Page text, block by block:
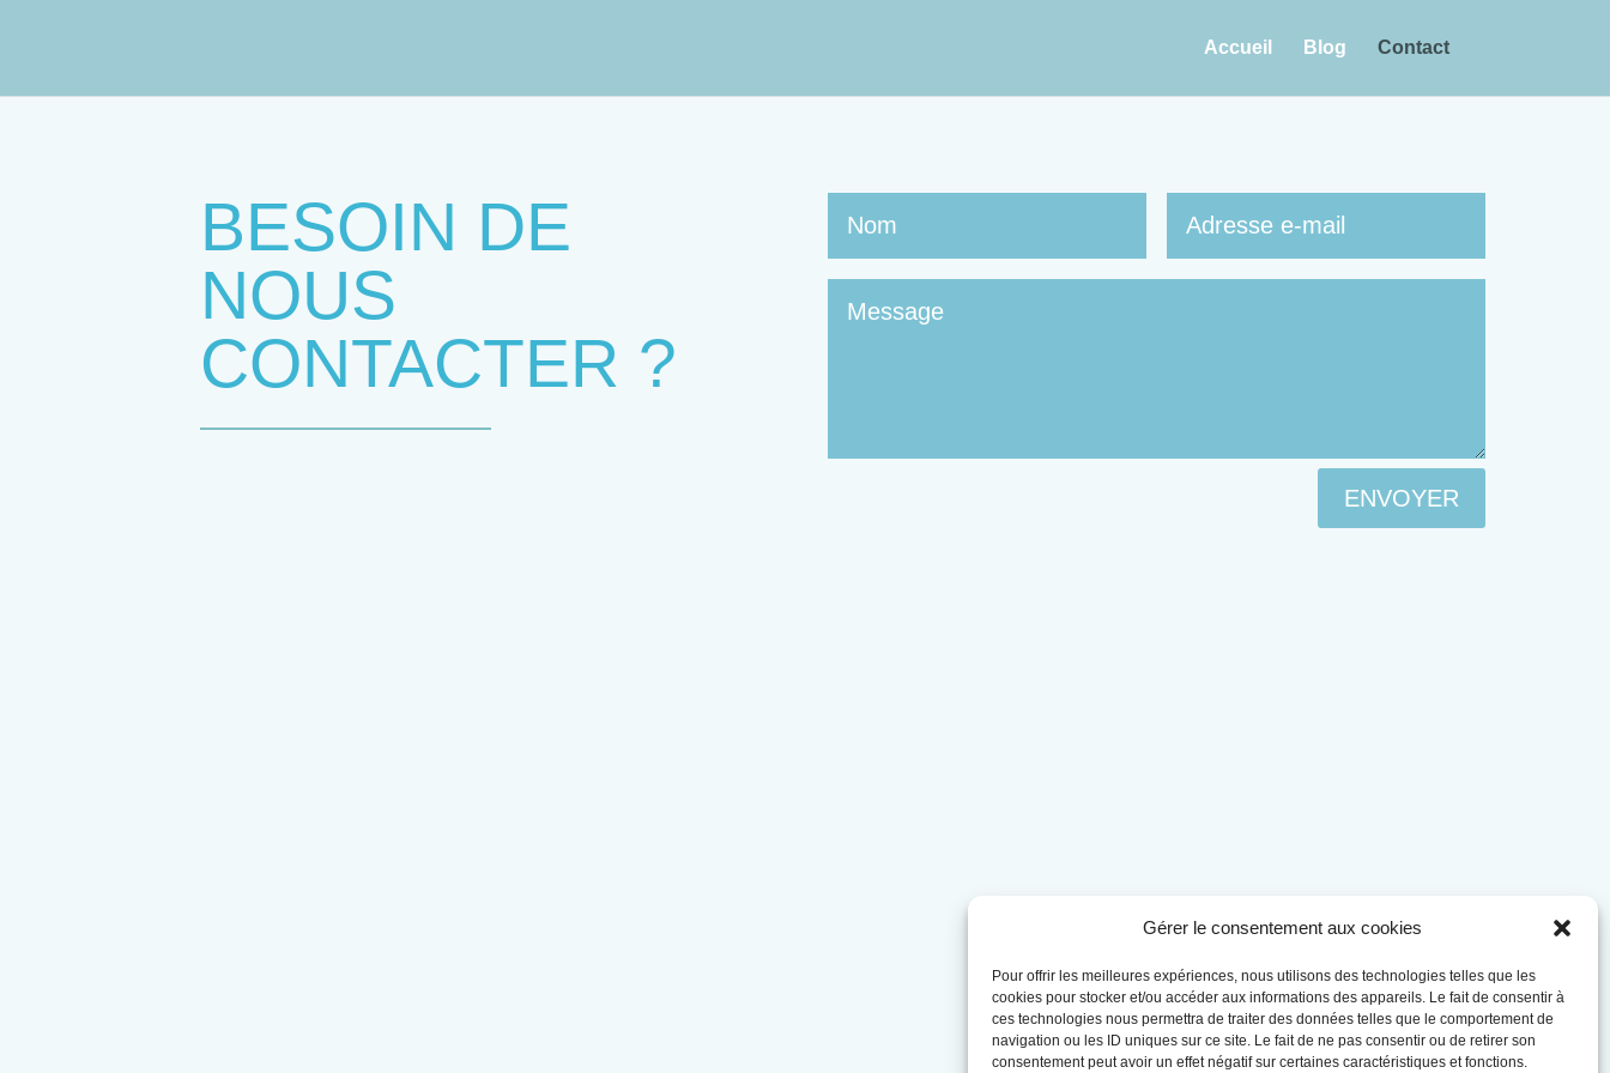
Gérer le consentement aux cookies
Pour offrir les meilleures expériences, nous utilisons des technologies telles que les
cookies pour stocker et/ou accéder aux informations des appareils. Le fait de consentir à
ces technologies nous permettra de traiter des données telles que le comportement de
navigation ou les ID uniques sur ce site. Le fait de ne pas consentir ou de retirer son
consentement peut avoir un effet négatif sur certaines caractéristiques et fonctions.
Accueil Blog Contact
BESOIN DE
NOUS
CONTACTER ?
ENVOYER